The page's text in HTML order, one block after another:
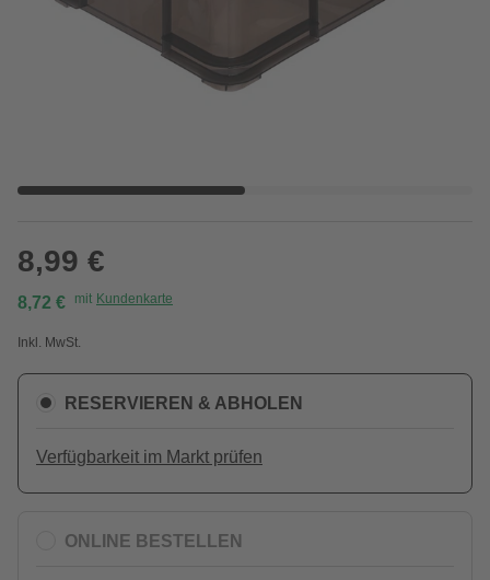
8,99 €
8,72 € mit Kundenkarte
Inkl. MwSt.
RESERVIEREN & ABHOLEN
Verfügbarkeit im Markt prüfen
ONLINE BESTELLEN